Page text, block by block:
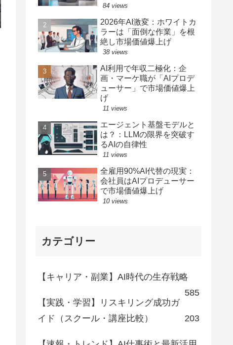
84 views
2026年AI激変：ホワイトカ
ラーは「面倒な作業」を根
絶し市場価値爆上げ
38 views
AI利用で年収二極化：企
画・マーケ職が「AIプロデ
ューサー」で市場価値爆上
げ
11 views
エージェント基盤モデルと
は？：LLMの限界を突破す
るAIの自律性
11 views
全雇用90%AI代替の現実：
会社員はAIプロデューサー
で市場価値爆上げ
10 views
カテゴリー
【キャリア・副業】AI時代の生存戦略
585
【実践・学習】リスキリング成功ガ
イド（スクール・講座比較）
203